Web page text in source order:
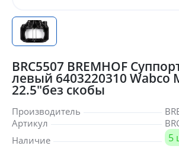
BRC5507 BREMHOF
левый 6403220310 Wabco
22.5"без скобы
Производитель
Артикул
Наличие
5